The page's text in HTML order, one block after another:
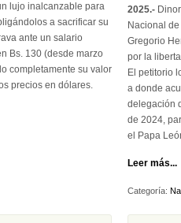
lujo inalcanzable para
a sacrificar su
ante un salario
Bs. 130 (desde marzo
completamente su valor
precios en dólares.
2025.-
Nacional
Gregorio
por la
El petitorio
a donde
delegación
de 2024,
el Papa
Leer más...
Categoría: